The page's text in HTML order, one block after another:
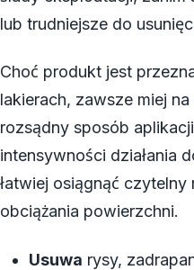
lub trudniejsze do
Choć produkt jest
lakierach, zawsze miej
rozsądny sposób
intensywności działania
łatwiej osiągnąć
obciążania powierzchni.
Usuwa rysy,